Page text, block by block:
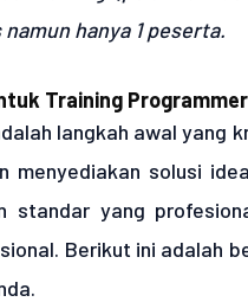
hanya 1 peserta.
Training
langkah awal yang
menyediakan solusi
standar yang
Berikut ini adalah